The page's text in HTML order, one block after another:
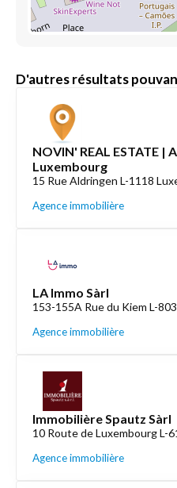
D'autres résultats
NOVIN' REAL ESTATE |
Luxembourg
15 Rue Aldringen L-1118
Agence immobilière
LA Immo Sàrl
153-155A Rue du Kiem L-
Agence immobilière
Immobilière Spautz Sàrl
10 Route de Luxembourg L-
Agence immobilière